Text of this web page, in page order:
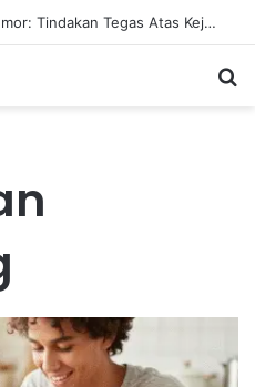
Penangkapan Bandit Curanmor: Tindakan Tegas Atas Kejahatan Sepeda Motor